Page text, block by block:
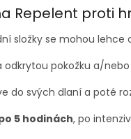
Repelent proti
složky se mohou lehce
odkrytou pokožku a/
do svých dlaní a poté
5 hodinách, po